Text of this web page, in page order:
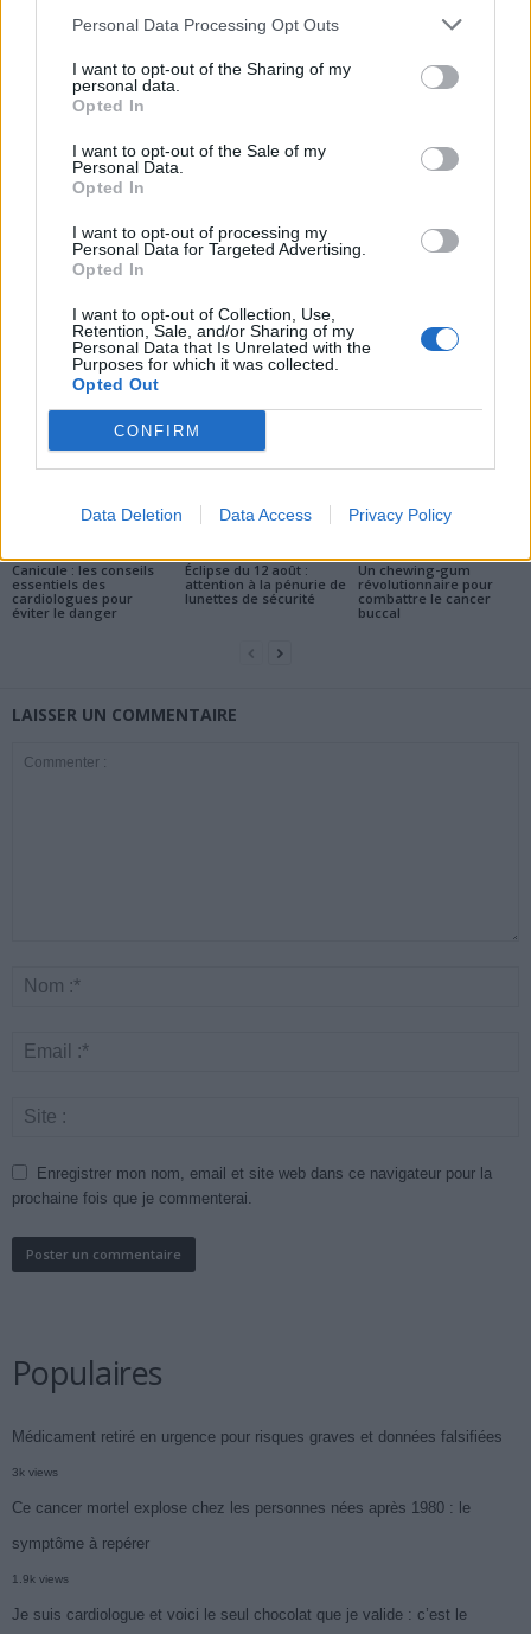
Personal Data Processing Opt Outs
I want to opt-out of the Sharing of my
personal data.
Opted In
I want to opt-out of the Sale of my
Personal Data.
Opted In
I want to opt-out of processing my
Personal Data for Targeted Advertising.
Opted In
I want to opt-out of Collection, Use,
Retention, Sale, and/or Sharing of my
Personal Data that Is Unrelated with the
Purposes for which it was collected.
Opted Out
CONFIRM
Data Deletion Data Access Privacy Policy
Article précédent
Cancer avant 50 ans : la
génération en danger
Article suivant
Découvrez le secret
australien pour une peau
vitamine C exceptionnelle
news
Canicule : les conseils
essentiels des
cardiologues pour
éviter le danger
Éclipse du 12 août :
attention à la pénurie de
lunettes de sécurité
Un chewing-gum
révolutionnaire pour
combattre le cancer
buccal
LAISSER UN COMMENTAIRE
Enregistrer mon nom, email et site web dans ce navigateur pour la
prochaine fois que je commenterai.
Populaires
Médicament retiré en urgence pour risques graves et données falsifiées
3k views
Ce cancer mortel explose chez les personnes nées après 1980 : le
symptôme à repérer
1.9k views
Je suis cardiologue et voici le seul chocolat que je valide : c’est le